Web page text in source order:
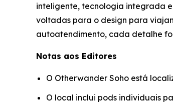
inteligente, tecnologia integrada
voltadas para o design para
autoatendimento, cada detalhe
Notas aos Editores
O Otherwander Soho está
O local inclui pods individuais